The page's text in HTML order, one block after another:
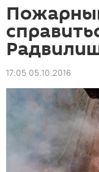
17:05 05.10.2016